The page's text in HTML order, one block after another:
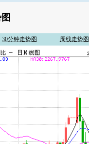
30分钟走势图 周线走势图